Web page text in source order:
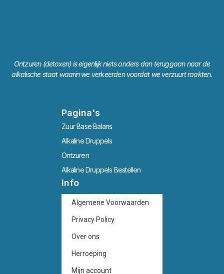
Ontzuren (detoxen) is eigenlijk niets anders dan teruggaan naar de
alkalische staat waarin we verkeerden voordat we verzuurt raakten.
Pagina's
Zuur Base Balans
Alkaline Druppels
Ontzuren
Alkaline Druppels Bestellen
Info
Algemene Voorwaarden
Privacy Policy
Over ons
Herroeping
Mijn account